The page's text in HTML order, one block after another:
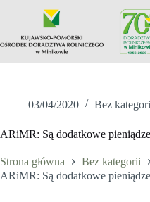
03/04/2020 Bez
ARiMR: Są dodatkowe
Strona główna
Bez kategorii
ARiMR: Są dodatkowe